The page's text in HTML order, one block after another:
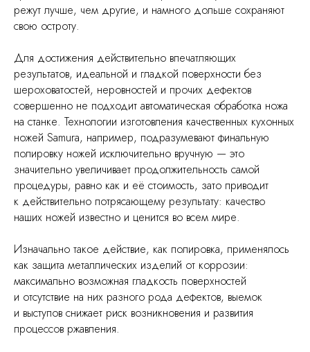
режут лучше, чем другие, и намного дольше сохраняют
свою остроту.
Для достижения действительно впечатляющих
результатов, идеальной и гладкой поверхности без
шероховатостей, неровностей и прочих дефектов
совершенно не подходит автоматическая обработка ножа
на станке. Технологии изготовления качественных кухонных
ножей Samura, например, подразумевают финальную
полировку ножей исключительно вручную — это
значительно увеличивает продолжительность самой
процедуры, равно как и её стоимость, зато приводит
к действительно потрясающему результату: качество
наших ножей известно и ценится во всем мире.
Изначально такое действие, как полировка, применялось
как защита металлических изделий от коррозии:
максимально возможная гладкость поверхностей
и отсутствие на них разного рода дефектов, выемок
и выступов снижает риск возникновения и развития
процессов ржавления.